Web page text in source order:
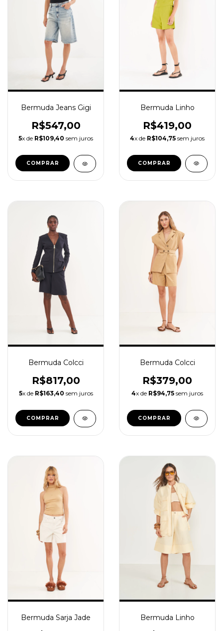
Bermuda Jeans Gigi
R$547,00
5x de R$109,40 sem juros
COMPRAR
Bermuda Linho
R$419,00
4x de R$104,75 sem juros
COMPRAR
Bermuda Colcci
R$817,00
5x de R$163,40 sem juros
COMPRAR
Bermuda Colcci
R$379,00
4x de R$94,75 sem juros
COMPRAR
Bermuda Sarja Jade Bermuda Linho